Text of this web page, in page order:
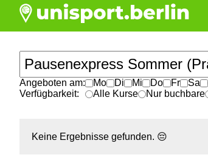
Angeboten am: Mo Di Mi Do Fr Sa
Verfügbarkeit:
Alle Kurse Nur buchbare
Keine Ergebnisse gefunden. 😔